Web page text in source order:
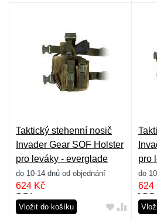
Taktický stehenní nosič
Invader Gear SOF Holster
pro leváky - everglade
do 10-14 dnů od objednání
624 Kč
Vložit do košíku
pro
do
624